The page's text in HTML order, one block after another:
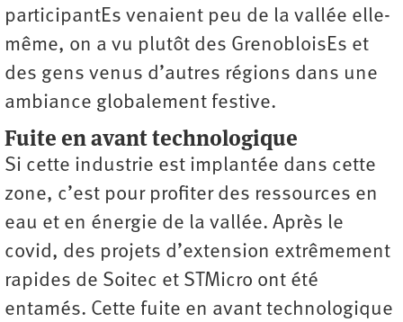
participantEs venaient peu de la vallée elle-
même, on a vu plutôt des GrenobloisEs et
des gens venus d’autres régions dans une
ambiance globalement festive.
Fuite en avant technologique
Si cette industrie est implantée dans cette
zone, c’est pour profiter des ressources en
eau et en énergie de la vallée. Après le
covid, des projets d’extension extrêmement
rapides de Soitec et STMicro ont été
entamés. Cette fuite en avant technologique